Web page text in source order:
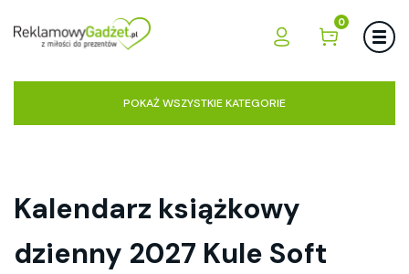
0
POKAŻ WSZYSTKIE KATEGORIE
Kalendarz książkowy
dzienny 2027 Kule Soft